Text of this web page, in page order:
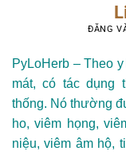
ĐĂNG
PyLoHerb – Theo
mát, có tác dụng
thống. Nó thường
ho, viêm họng,
niệu, viêm âm hộ,